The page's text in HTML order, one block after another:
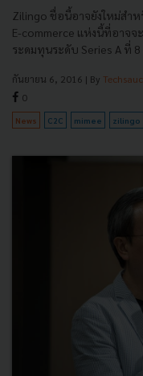
Zilingo ชื่อนี้อาจยังใหม่สำ
E-commerce แห่งนี้ที่อาจจ
ระดมทุนระดับ Series A ที่ 8
กันยายน 6, 2016 | By
0
News C2C mimee zilingo